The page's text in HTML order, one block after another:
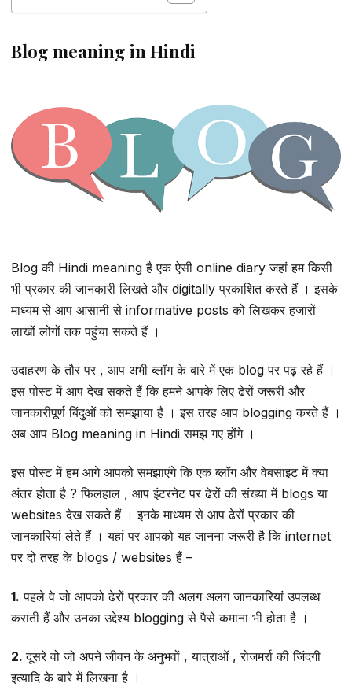
Blog meaning in Hindi
Blog की Hindi meaning है एक ऐसी online diary जहां हम किसी
भी प्रकार की जानकारी लिखते और digitally प्रकाशित करते हैं । इसके
माध्यम से आप आसानी से informative posts को लिखकर हजारों
लाखों लोगों तक पहुंचा सकते हैं ।
उदाहरण के तौर पर , आप अभी ब्लॉग के बारे में एक blog पर पढ़ रहे हैं ।
इस पोस्ट में आप देख सकते हैं कि हमने आपके लिए ढेरों जरूरी और
जानकारीपूर्ण बिंदुओं को समझाया है । इस तरह आप blogging करते हैं ।
अब आप Blog meaning in Hindi समझ गए होंगे ।
इस पोस्ट में हम आगे आपको समझाएंगे कि एक ब्लॉग और वेबसाइट में क्या
अंतर होता है ? फिलहाल , आप इंटरनेट पर ढेरों की संख्या में blogs या
websites देख सकते हैं । इनके माध्यम से आप ढेरों प्रकार की
जानकारियां लेते हैं । यहां पर आपको यह जानना जरूरी है कि internet
पर दो तरह के blogs / websites हैं –
1. पहले वे जो आपको ढेरों प्रकार की अलग अलग जानकारियां उपलब्ध
कराती हैं और उनका उद्देश्य blogging से पैसे कमाना भी होता है ।
2.दूसरे वो जो अपने जीवन के अनुभवों , यात्राओं , रोजमर्रा की जिंदगी
इत्यादि के बारे में लिखना है ।